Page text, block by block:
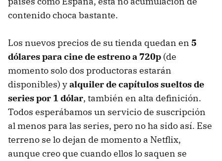
contenido choca bastante.
Los nuevos precios de su tienda quedan en 5
dólares para cine de estreno a 720p (de
momento solo dos productoras estarán
disponibles) yalquiler de capítulos sueltos de
series por 1 dólar, también en alta definición.
Todos esperábamos un servicio de suscripción
al menos para las series, pero no ha sido así. Ese
terreno se lo dejan de momento a Netflix,
aunque creo que cuando ellos lo saquen se